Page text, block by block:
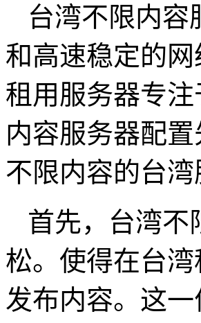
台湾不限内容
和高速稳定的
租用服务器专
内容服务器配
不限内容的台
首先，台湾不
松。使得在台
发布内容。这